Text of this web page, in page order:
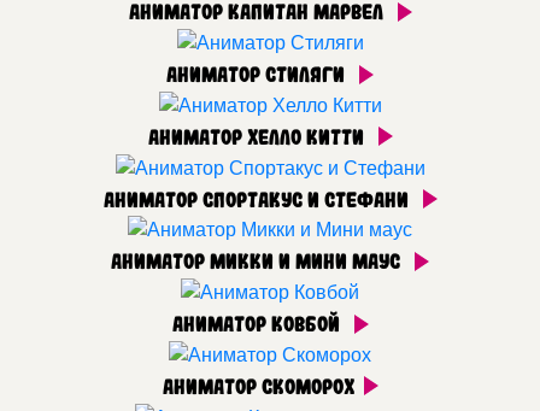
Аниматор Капитан Марвел
Аниматор Стиляги
Аниматор Хелло Китти
Аниматор Спортакус и Стефани
Аниматор Микки и Мини маус
Аниматор Ковбой
Аниматор Скоморох